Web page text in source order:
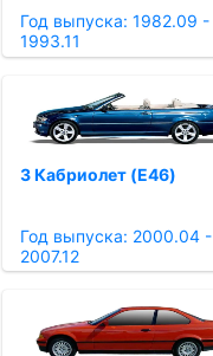
Год выпуска: 1982.09 -
1993.11
3 Кабриолет (E46)
Год выпуска: 2000.04 -
2007.12